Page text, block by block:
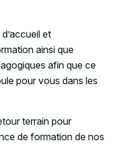
et
ainsi que
afin que ce
pour vous dans les
terrain pour
de formation de nos